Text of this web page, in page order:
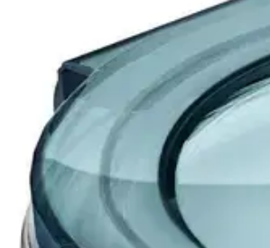
Nouto myymälästä
Ilmainen
Siirry valitsemaan myymälä
Kotiin tai
Ilmainen toimitus yli 100
Etu ei koske Suuri‑lisäpalvelulla toimitettavia
Tarkista